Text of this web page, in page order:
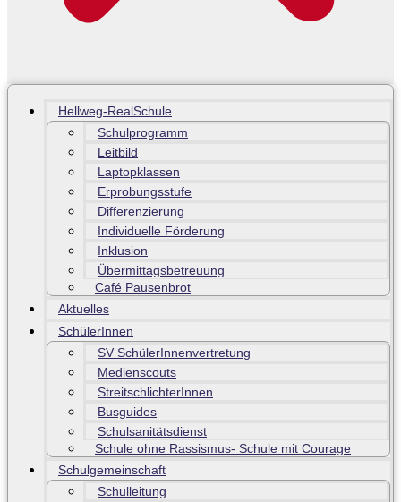
Hellweg-RealSchule
Schulprogramm
Leitbild
Laptopklassen
Erprobungsstufe
Differenzierung
Individuelle Förderung
Inklusion
Übermittagsbetreuung
Café Pausenbrot
Aktuelles
SchülerInnen
SV SchülerInnenvertretung
Medienscouts
StreitschlichterInnen
Busguides
Schulsanitätsdienst
Schule ohne Rassismus- Schule mit Courage
Schulgemeinschaft
Schulleitung